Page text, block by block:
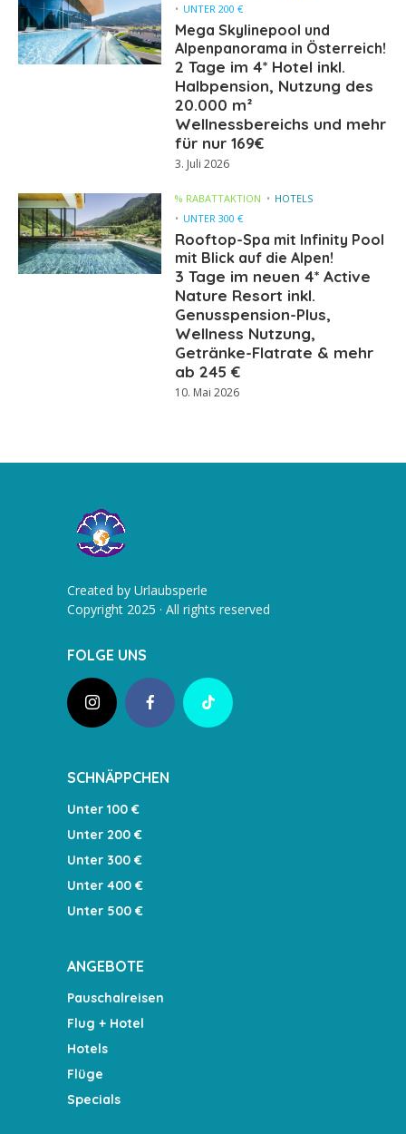
UNTER 200 €
Mega Skylinepool und
Alpenpanorama in Österreich!
2 Tage im 4* Hotel inkl.
Halbpension, Nutzung des
20.000 m²
Wellnessbereichs und mehr
für nur 169€
3. Juli 2026
% RABATTAKTION
HOTELS
UNTER 300 €
Rooftop-Spa mit Infinity Pool
mit Blick auf die Alpen!
3 Tage im neuen 4* Active
Nature Resort inkl.
Genusspension-Plus,
Wellness Nutzung,
Getränke-Flatrate & mehr
ab 245 €
10. Mai 2026
Created by Urlaubsperle
Copyright 2025 · All rights reserved
FOLGE UNS
SCHNÄPPCHEN
Unter 100 €
Unter 200 €
Unter 300 €
Unter 400 €
Unter 500 €
ANGEBOTE
Pauschalreisen
Flug + Hotel
Hotels
Flüge
Specials